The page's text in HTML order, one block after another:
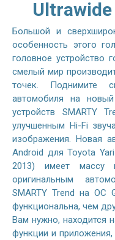
Ultrawide
Большой и
особенность этого
головное
смелый мир
точек. Поднимите
автомобиля на
устройств SMARTY
улучшенным Hi-Fi
изображения. Новая
Android для Toyota
2013) имеет массу
оригинальным
SMARTY Trend на ОС
функциональна, чем
Вам нужно, находится
функции и